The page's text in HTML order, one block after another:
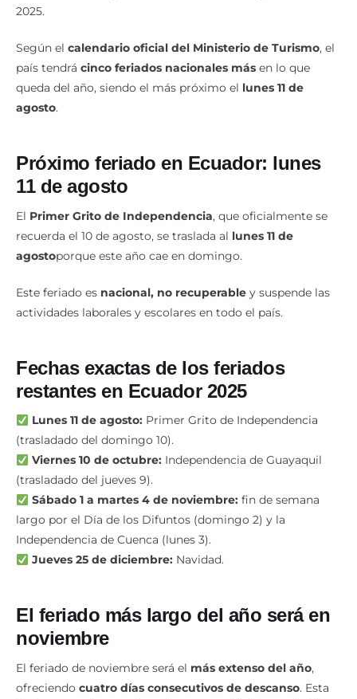
2025.
Según el calendario oficial del Ministerio de Turismo, el
país tendrá cinco feriados nacionales más en lo que
queda del año, siendo el más próximo el lunes 11 de
agosto.
Próximo feriado en Ecuador: lunes
11 de agosto
El Primer Grito de Independencia, que oficialmente se
recuerda el 10 de agosto, se traslada al lunes 11 de
agostoporque este año cae en domingo.
Este feriado es nacional, no recuperable y suspende las
actividades laborales y escolares en todo el país.
Fechas exactas de los feriados
restantes en Ecuador 2025
Lunes 11 de agosto:Primer Grito de Independencia
(trasladado del domingo 10).
Viernes 10 de octubre:Independencia de Guayaquil
(trasladado del jueves 9).
Sábado 1 a martes 4 de noviembre:fin de semana
largo por el Día de los Difuntos (domingo 2) y la
Independencia de Cuenca (lunes 3).
Jueves 25 de diciembre:Navidad.
El feriado más largo del año será en
noviembre
El feriado de noviembre será el más extenso del año,
ofreciendo cuatro días consecutivos de descanso. Esta